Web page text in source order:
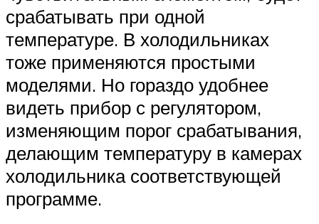
срабатывать при одной
температуре. В холодильниках
тоже применяются простыми
моделями. Но гораздо удобнее
видеть прибор с регулятором,
изменяющим порог срабатывания,
делающим температуру в камерах
холодильника соответствующей
программе.